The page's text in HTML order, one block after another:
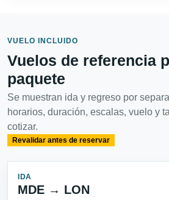
VUELO INCLUIDO
Vuelos de referencia
paquete
Se muestran ida y regreso por
horarios, duración, escalas, vuelo y
cotizar.
Revalidar antes de reservar
IDA
MDE → LON